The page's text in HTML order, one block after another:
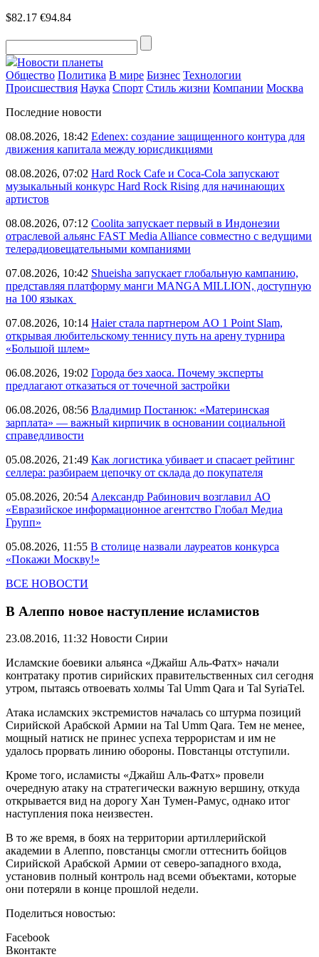
$82.17 €94.84
Новости планеты
Общество Политика В мире Бизнес Технологии
Происшествия Наука Спорт Стиль жизни Компании Москва
Последние новости
08.08.2026, 18:42 Edenex: создание защищенного контура для
движения капитала между юрисдикциями
08.08.2026, 07:02 Hard Rock Cafe и Coca-Cola запускают
музыкальный конкурс Hard Rock Rising для начинающих
артистов
08.08.2026, 07:12 Coolita запускает первый в Индонезии
отраслевой альянс FAST Media Alliance совместно с ведущими
телерадиовещательными компаниями
07.08.2026, 10:42 Shueisha запускает глобальную кампанию,
представляя платформу манги MANGA MILLION, доступную
на 100 языках
07.08.2026, 10:14 Haier стала партнером AO 1 Point Slam,
открывая любительскому теннису путь на арену турнира
«Большой шлем»
06.08.2026, 19:02 Города без хаоса. Почему эксперты
предлагают отказаться от точечной застройки
06.08.2026, 08:56 Владимир Постанюк: «Материнская
зарплата» — важный кирпичик в основании социальной
справедливости
05.08.2026, 21:49 Как логистика убивает и спасает рейтинг
селлера: разбираем цепочку от склада до покупателя
05.08.2026, 20:54 Александр Рабинович возглавил АО
«Евразийское информационное агентство Глобал Медиа
Групп»
05.08.2026, 11:55 В столице назвали лауреатов конкурса
«Покажи Москву!»
ВСЕ НОВОСТИ
В Алеппо новое наступление исламистов
23.08.2016, 11:32 Новости Сирии
Исламские боевики альянса «Джайш Аль-Фатх» начали
контратаку против сирийских правительственных сил сегодня
утром, пытаясь отвоевать холмы Tal Umm Qara и Tal SyriaTel.
Атака исламских экстремистов началась со штурма позиций
Сирийской Арабской Армии на Tal Umm Qara. Тем не менее,
мощный натиск не принес успеха террористам и им не
удалось прорвать линию обороны. Повстанцы отступили.
Кроме того, исламисты «Джайш Аль-Фатх» провели
очередную атаку на стратегически важную вершину, откуда
открывается вид на дорогу Хан Тумен-Рамус, однако итог
наступления пока неизвестен.
В то же время, в боях на территории артиллерийской
академии в Алеппо, повстанцы смогли оттеснить бойцов
Сирийской Арабской Армии от северо-западного входа,
установив полный контроль над всеми объектами, которые
они потеряли в конце прошлой недели.
Поделиться новостью:
Facebook
Вконтакте